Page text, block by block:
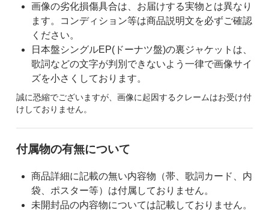
画像の劣化損傷具合は、お届けする実物とは異なり
ます。コンディション等は商品説明文を必ずご確認
ください。
日本盤シングルEP(ドーナツ盤)の裏ジャケットは、
歌詞などの文字が判別できないよう一律で画像サイ
ズを小さくしております。
誠に恐縮でございますが、画像に起因するクレームはお受け付
けしておりません。
付属物の有無について
商品詳細に記載の無い内容物（帯、歌詞カード、内
袋、ポスター等）は付属しておりません。
未開封品の内容物については記載しておりません。